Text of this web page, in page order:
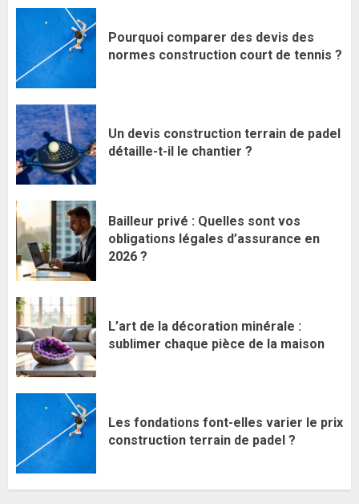
Pourquoi comparer des devis des
normes construction court de tennis ?
Un devis construction terrain de padel
détaille-t-il le chantier ?
Bailleur privé : Quelles sont vos
obligations légales d’assurance en
2026 ?
L’art de la décoration minérale :
sublimer chaque pièce de la maison
Les fondations font-elles varier le prix
construction terrain de padel ?